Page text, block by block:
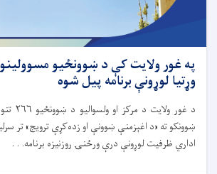
په غور ولایت کې د ښوونځیو
وړتيا لوړونې برنامه پیل شوه
د غور
ښوونکو ته «د اغېزمنې ښوونې او زده‌کړې ترویج» تر
اداري ظرفیت لوړونې درې ورځنۍ روزنیزه برنامه. . .